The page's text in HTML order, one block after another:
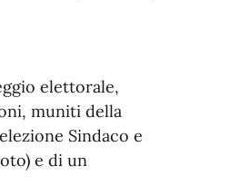
elettorale,
muniti della
Sindaco e
e di un